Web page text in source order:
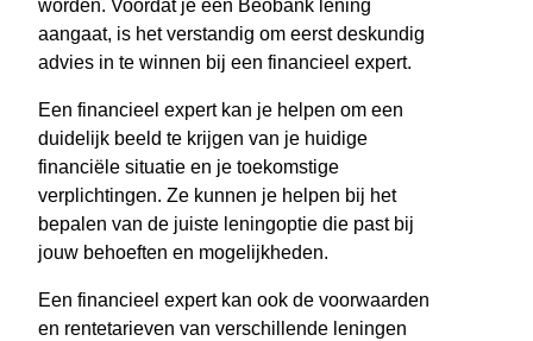
worden. Voordat je een Beobank lening
aangaat, is het verstandig om eerst deskundig
advies in te winnen bij een financieel expert.
Een financieel expert kan je helpen om een
duidelijk beeld te krijgen van je huidige
financiële situatie en je toekomstige
verplichtingen. Ze kunnen je helpen bij het
bepalen van de juiste leningoptie die past bij
jouw behoeften en mogelijkheden.
Een financieel expert kan ook de voorwaarden
en rentetarieven van verschillende leningen